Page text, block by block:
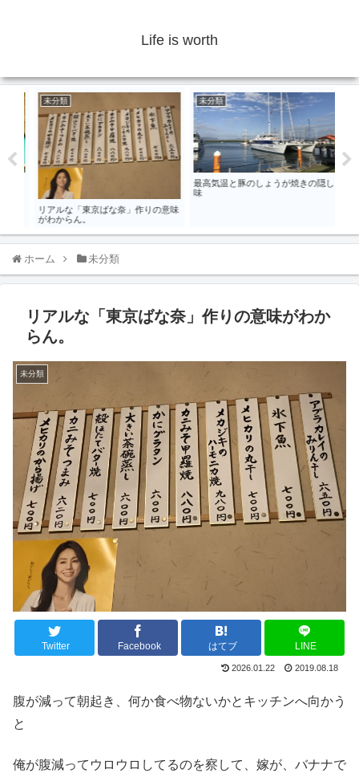
Life is worth
未分類
リアルな「東京ばな奈」作りの意味
がわからん。
未分類
最高気温と豚のしょうが焼きの隠し
味
ホーム 未分類
リアルな「東京ばな奈」作りの意味がわか
らん。
未分類
Twitter Facebook はてブ LINE
2026.01.22 2019.08.18
腹が減って朝起き、何か食べ物ないかとキッチンへ向かう
と
俺が腹減ってウロウロしてるのを察して、嫁が、バナナで